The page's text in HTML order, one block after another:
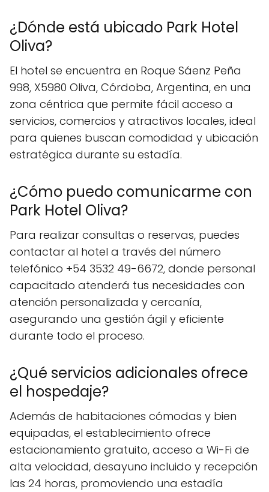
¿Dónde está ubicado Park Hotel
Oliva?
El hotel se encuentra en Roque Sáenz Peña
998, X5980 Oliva, Córdoba, Argentina, en una
zona céntrica que permite fácil acceso a
servicios, comercios y atractivos locales, ideal
para quienes buscan comodidad y ubicación
estratégica durante su estadía.
¿Cómo puedo comunicarme con
Park Hotel Oliva?
Para realizar consultas o reservas, puedes
contactar al hotel a través del número
telefónico +54 3532 49-6672, donde personal
capacitado atenderá tus necesidades con
atención personalizada y cercanía,
asegurando una gestión ágil y eficiente
durante todo el proceso.
¿Qué servicios adicionales ofrece
el hospedaje?
Además de habitaciones cómodas y bien
equipadas, el establecimiento ofrece
estacionamiento gratuito, acceso a Wi-Fi de
alta velocidad, desayuno incluido y recepción
las 24 horas, promoviendo una estadía